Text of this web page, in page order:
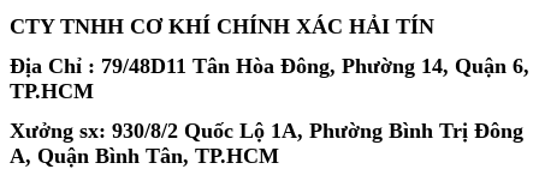
CTY TNHH CƠ KHÍ CHÍNH XÁC HẢI TÍN
Địa Chỉ : 79/48D11 Tân Hòa Đông, Phường 14, Quận 6,
TP.HCM
Xưởng sx: 930/8/2 Quốc Lộ 1A, Phường Bình Trị Đông
A, Quận Bình Tân, TP.HCM